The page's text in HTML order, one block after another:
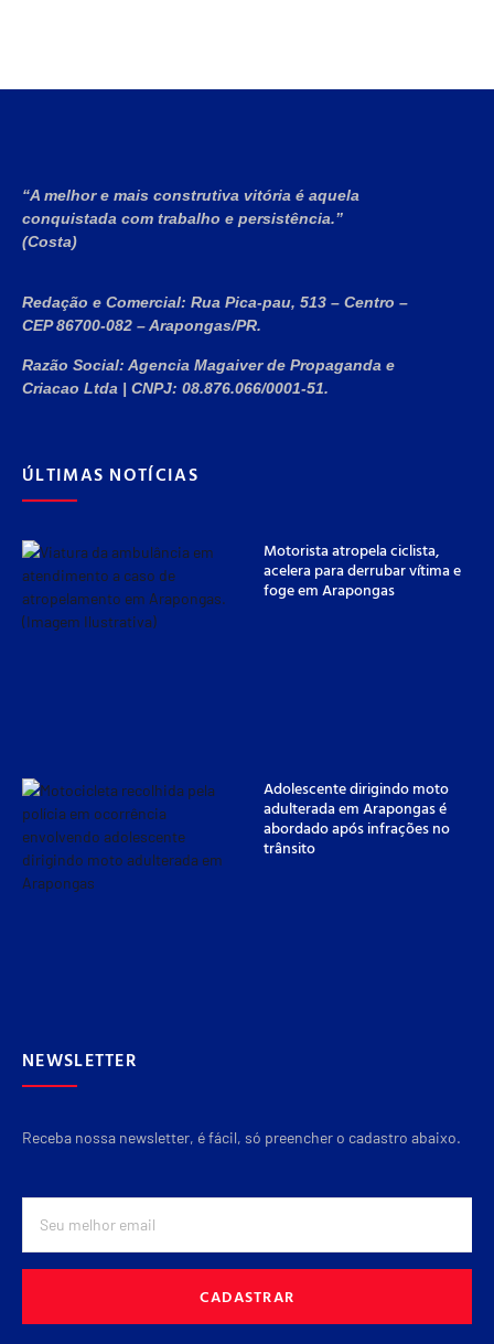
“A melhor e mais construtiva vitória é aquela
conquistada com trabalho e persistência.”
(Costa)
Redação e Comercial: Rua Pica-pau, 513 – Centro –
CEP 86700-082 – Arapongas/PR.
Razão Social: Agencia Magaiver de Propaganda e
Criacao Ltda | CNPJ: 08.876.066/0001-51.
ÚLTIMAS NOTÍCIAS
Motorista atropela ciclista,
acelera para derrubar vítima e
foge em Arapongas
Adolescente dirigindo moto
adulterada em Arapongas é
abordado após infrações no
trânsito
NEWSLETTER
Receba nossa newsletter, é fácil, só preencher o cadastro abaixo.
CADASTRAR